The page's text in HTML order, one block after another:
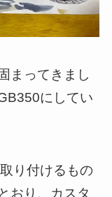
まってきまし
にしてい
り付けるもの
おり、カスタ